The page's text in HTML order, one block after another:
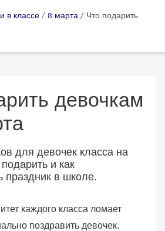
в классе / 8 марта / Что подарить
девочкам
для девочек класса на
и как
праздник в школе.
каждого класса ломает
поздравить девочек.